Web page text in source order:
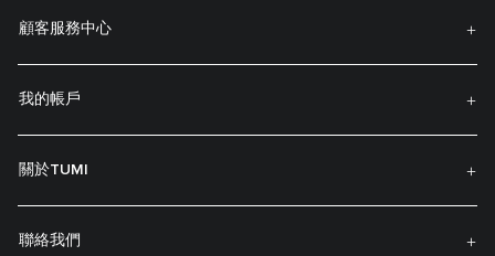
顧客服務中心
我的帳戶
關於TUMI
聯絡我們